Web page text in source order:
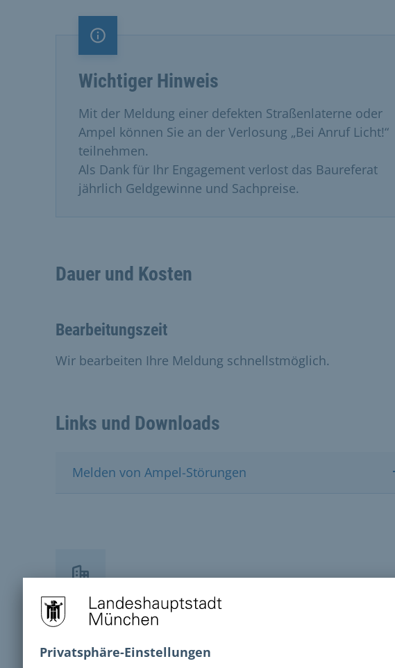
Information
Wichtiger Hinweis
Mit der Meldung einer defekten Straßenlaterne oder
Ampel können Sie an der Verlosung „Bei Anruf Licht!“
teilnehmen.
Als Dank für Ihr Engagement verlost das Baureferat
jährlich Geldgewinne und Sachpreise.
Dauer und Kosten
Bearbeitungszeit
Wir bearbeiten Ihre Meldung schnellstmöglich.
Links und Downloads
Melden von Ampel-Störungen
Kontakt